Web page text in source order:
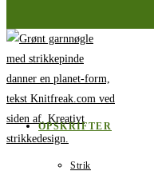
OPSKRIFTER
Strik